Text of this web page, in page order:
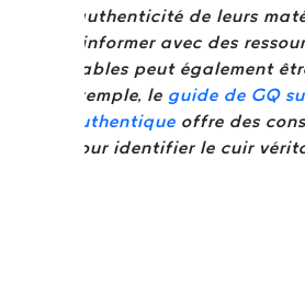
l'authenticité de leurs
S'informer avec des
fiables peut également
exemple, le guide de GQ
authentique offre des
pour identifier le cuir